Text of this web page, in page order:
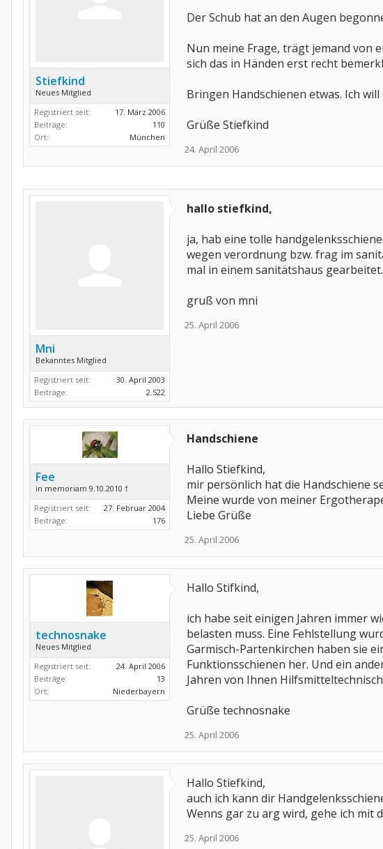
Stiefkind
Neues Mitglied
Registriert seit:
17. März 2006
Beiträge:
110
Ort:
München
Der Schub hat an den Augen
Nun meine Frage, trägt jemand von
sich das in Händen erst recht
Bringen Handschienen etwas. Ich
Grüße Stiefkind
24. April 2006
Mni
Bekanntes Mitglied
Registriert seit:
30. April 2003
Beiträge:
2.522
hallo stiefkind,
ja, hab eine tolle
wegen verordnung bzw. frag im
mal in einem sanitätshaus
gruß von mni
25. April 2006
Fee
in memoriam 9.10.2010 †
Registriert seit:
27. Februar 2004
Beiträge:
176
Handschiene
Hallo Stiefkind,
mir persönlich hat die Handschiene
Meine wurde von meiner
Liebe Grüße
25. April 2006
technosnake
Neues Mitglied
Registriert seit:
24. April 2006
Beiträge:
13
Ort:
Niederbayern
Hallo Stifkind,
ich habe seit einigen Jahren immer
belasten muss. Eine Fehlstellung
Garmisch-Partenkirchen haben sie
Funktionsschienen her. Und ein
Jahren von Ihnen
Grüße technosnake
25. April 2006
Hallo Stiefkind,
auch ich kann dir
Wenns gar zu arg wird, gehe ich mit
25. April 2006